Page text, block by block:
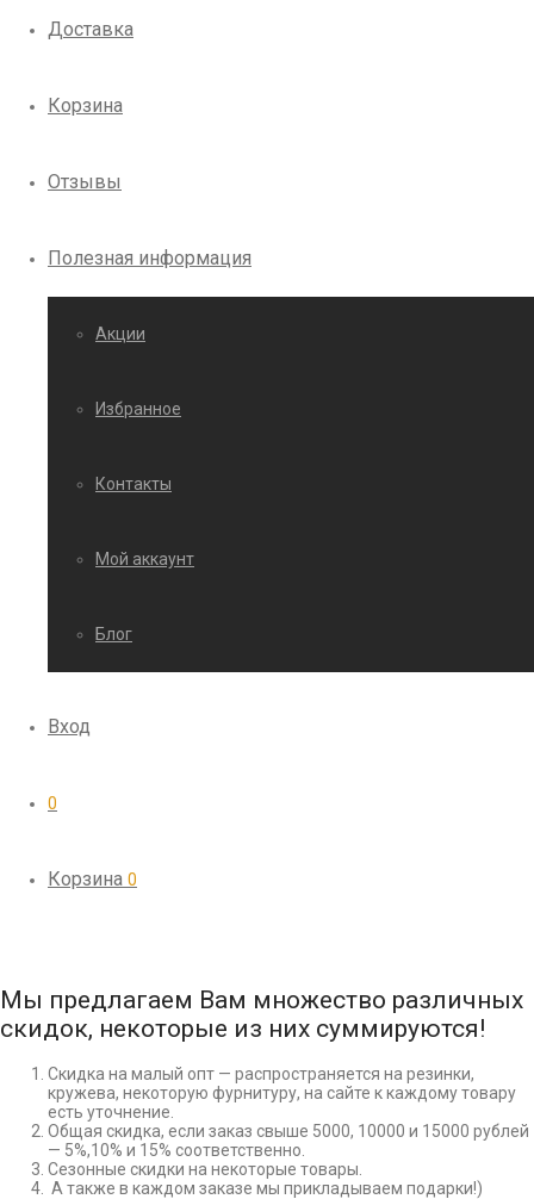
Доставка
Корзина
Отзывы
Полезная информация
Акции
Избранное
Контакты
Мой аккаунт
Блог
Вход
0
Корзина 0
Мы предлагаем Вам множество различных
скидок, некоторые из них суммируются!
Скидка на малый опт — распространяется на резинки,
кружева, некоторую фурнитуру, на сайте к каждому товару
есть уточнение.
Общая скидка, если заказ свыше 5000, 10000 и 15000 рублей
— 5%,10% и 15% соответственно.
Сезонные скидки на некоторые товары.
А также в каждом заказе мы прикладываем подарки!)